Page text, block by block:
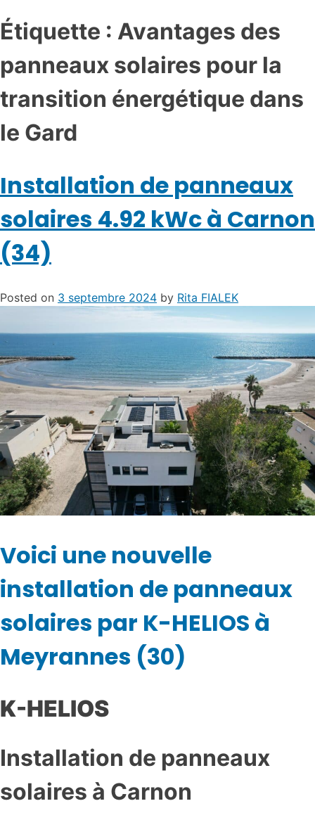
Étiquette : Avantages des
panneaux solaires pour la
transition énergétique dans
le Gard
Installation de panneaux
solaires 4.92 kWc à Carnon
(34)
Posted on 3 septembre 2024 by Rita FIALEK
Voici une nouvelle
installation de panneaux
solaires par K-HELIOS à
Meyrannes (30)
K-HELIOS
Installation de panneaux
solaires à Carnon